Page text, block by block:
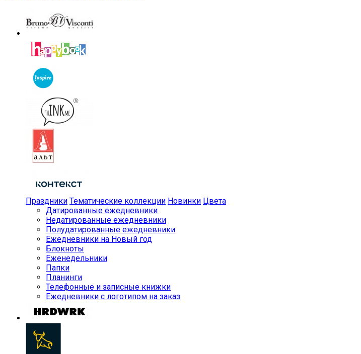
Праздники Тематические коллекции Новинки Цвета
Датированные ежедневники
Недатированные ежедневники
Полудатированные ежедневники
Ежедневники на Новый год
Блокноты
Еженедельники
Папки
Планинги
Телефонные и записные книжки
Ежедневники с логотипом на заказ